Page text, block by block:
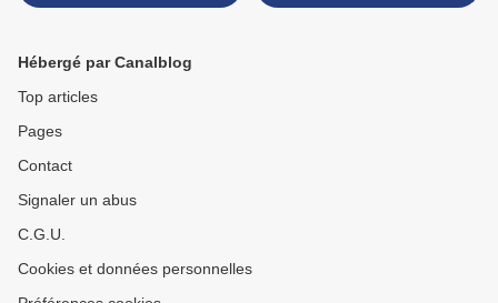
Hébergé par Canalblog
Top articles
Pages
Contact
Signaler un abus
C.G.U.
Cookies et données personnelles